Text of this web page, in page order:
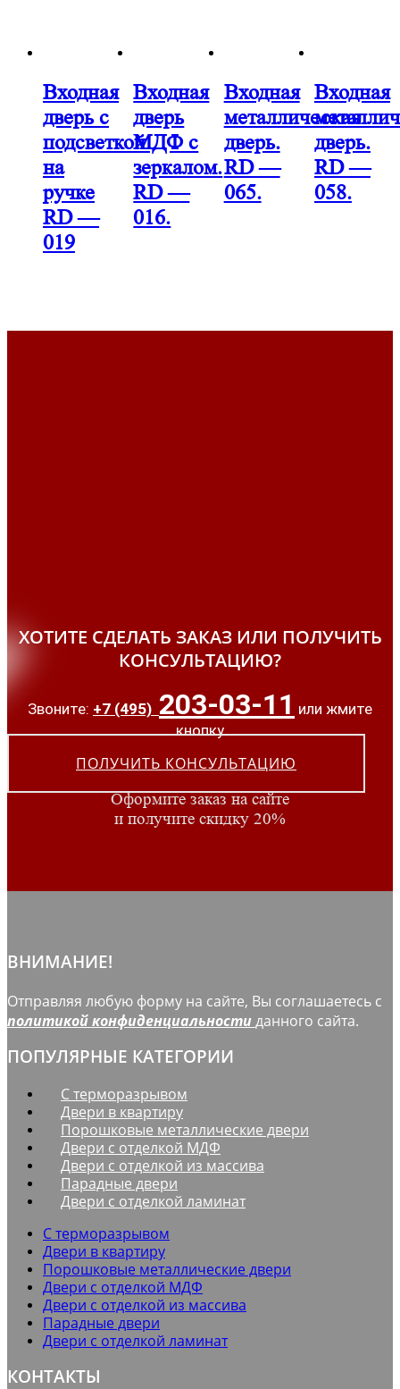
Входная
дверь с
подсветкой
на
ручке
RD —
019
Входная
дверь
МДФ с
зеркалом.
RD —
016.
Входная
металлическая
дверь.
RD —
065.
Входная
дверь.
RD —
058.
ХОТИТЕ СДЕЛАТЬ ЗАКАЗ ИЛИ ПОЛУЧИТЬ
КОНСУЛЬТАЦИЮ?
Звоните: +7 (495) 203-03-11 или жмите
кнопку
ПОЛУЧИТЬ КОНСУЛЬТАЦИЮ
Оформите заказ на сайте
и получите скидку 20%
ВНИМАНИЕ!
Отправляя любую форму на сайте, Вы соглашаетесь с
политикой конфиденциальностиданного сайта.
ПОПУЛЯРНЫЕ КАТЕГОРИИ
С терморазрывом
Двери в квартиру
Порошковые металлические двери
Двери с отделкой МДФ
Двери с отделкой из массива
Парадные двери
Двери с отделкой ламинат
С терморазрывом
Двери в квартиру
Порошковые металлические двери
Двери с отделкой МДФ
Двери с отделкой из массива
Парадные двери
Двери с отделкой ламинат
КОНТАКТЫ